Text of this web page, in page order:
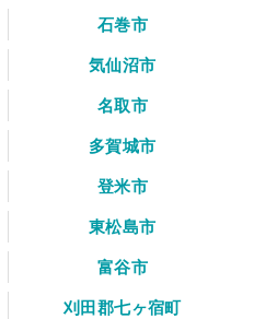
石巻市
気仙沼市
名取市
多賀城市
登米市
東松島市
富谷市
刈田郡七ヶ宿町